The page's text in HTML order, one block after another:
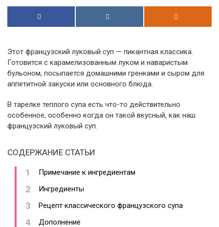
Этот французский луковый суп — пикантная классика.
Готовится с карамелизованным луком и наваристым
бульоном, посыпается домашними гренками и сыром для
аппетитной закуски или основного блюда.
В тарелке теплого супа есть что-то действительно
особенное, особенно когда он такой вкусный, как наш
французский луковый суп.
СОДЕРЖАНИЕ СТАТЬИ
Примечание к ингредиентам
Ингредиенты
Рецепт классического французского супа
Дополнение